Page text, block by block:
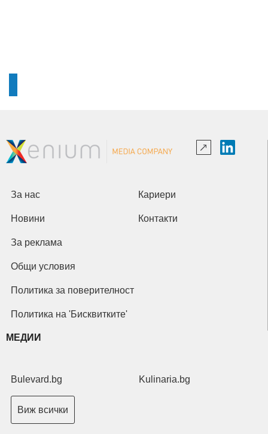
За нас Кариери
Новини Контакти
За реклама
Общи условия
Политика за поверителност
Политика на 'Бисквитките'
МЕДИИ
Bulevard.bg Kulinaria.bg
Виж всички